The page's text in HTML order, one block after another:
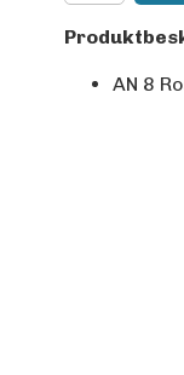
AN 8